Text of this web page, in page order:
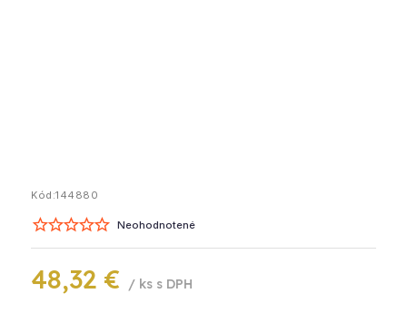
Kód:144880
Neohodnotené
48,32 € / ks